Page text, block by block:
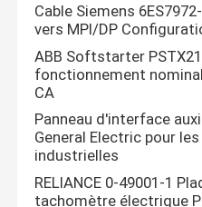
Cable Siemens
vers MPI/DP
ABB Softstarter
fonctionnement
CA
Panneau d'interface
General Electric pour
industrielles
RELIANCE 0-49001-1
tachomètre électrique